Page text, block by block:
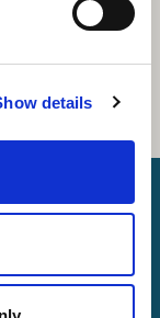
details